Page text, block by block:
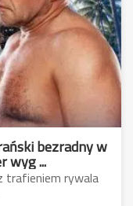
bezradny w
wyg ...
trafieniem rywala